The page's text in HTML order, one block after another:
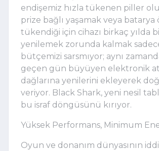
endişemiz hızla tükenen piller
prize bağlı yaşamak veya batarya
tükendiği için cihazı birkaç yılda
yenilemek zorunda kalmak
bütçemizi sarsmıyor; aynı
geçen gün büyüyen elektronik
dağlarına yenilerini ekleyerek
veriyor. Black Shark, yeni nesil
bu israf döngüsünü kırıyor.
Yüksek Performans, Minimum
Oyun ve donanım dünyasının